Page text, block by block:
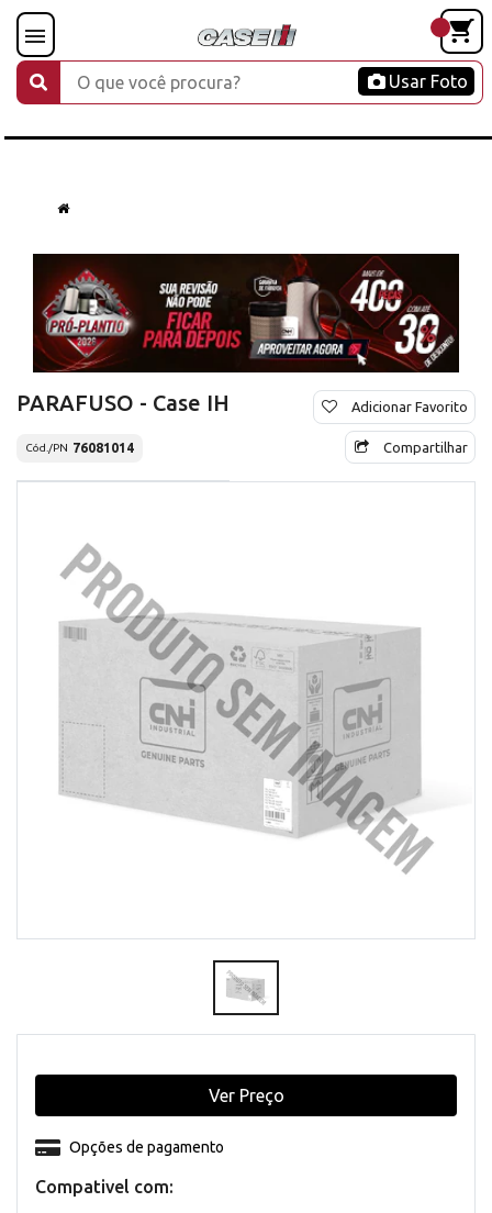
Usar Foto
PARAFUSO - Case IH
Cód./PN 76081014
Adicionar Favorito
Compartilhar
Compativel com:
Opções de pagamento
Ver Preço